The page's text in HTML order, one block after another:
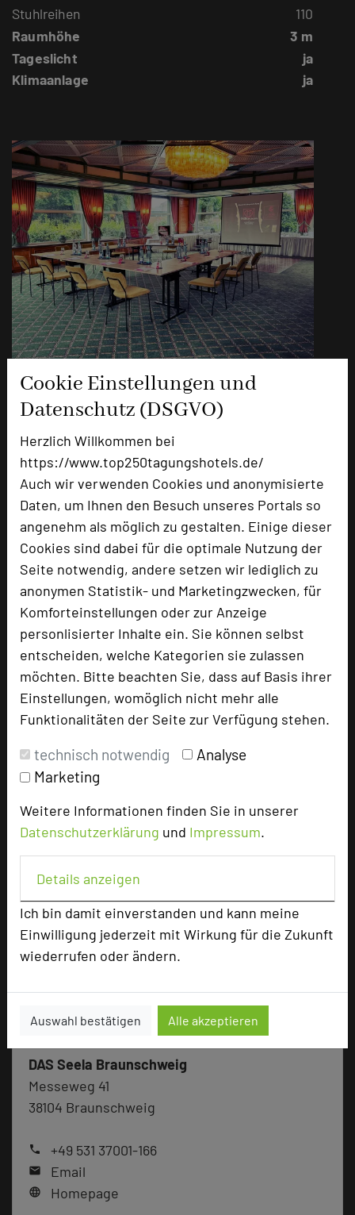
Cookie Einstellungen und
Datenschutz (DSGVO)
Herzlich Willkommen bei
https://www.top250tagungshotels.de/
Auch wir verwenden Cookies und anonymisierte
Daten, um Ihnen den Besuch unseres Portals so
angenehm als möglich zu gestalten. Einige dieser
Cookies sind dabei für die optimale Nutzung der
Seite notwendig, andere setzen wir lediglich zu
anonymen Statistik- und Marketingzwecken, für
Komforteinstellungen oder zur Anzeige
personlisierter Inhalte ein. Sie können selbst
entscheiden, welche Kategorien sie zulassen
möchten. Bitte beachten Sie, dass auf Basis ihrer
Einstellungen, womöglich nicht mehr alle
Funktionalitäten der Seite zur Verfügung stehen.
technisch notwendig
Analyse
Marketing
Weitere Informationen finden Sie in unserer
Datenschutzerklärung und Impressum.
Details anzeigen
Ich bin damit einverstanden und kann meine
Einwilligung jederzeit mit Wirkung für die Zukunft
wiederrufen oder ändern.
Auswahl bestätigen Alle akzeptieren
Stuhlreihen
110
Raumhöhe
3 m
Tageslicht
ja
Klimaanlage
ja
Welfensaal
Raumgröße in qm
Kapazität Personen
U-Form
Stuhlreihen
Raumhöhe
3 m
Tageslicht
ja
Klimaanlage
ja
Raumplan
Datei ansehen
Technik und Serviceangebote
Flipchart Pinnwand Beamer mit 5000 Lumen
Moderationskoffer Mikrofon Großbild-TV
Whiteboard Konferenztelefon
DAS Seela Braunschweig
Messeweg 41
38104 Braunschweig
phone +49 531 37001-166
mail Email
language Homepage